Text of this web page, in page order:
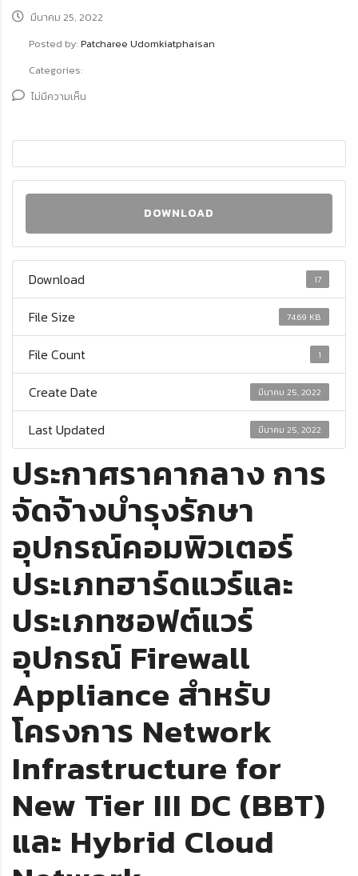
มีนาคม 25, 2022
Posted by:Patcharee Udomkiatphaisan
Categories:
ไม่มีความเห็น
DOWNLOAD
Download 17
File Size 74.69 KB
File Count 1
Create Date มีนาคม 25, 2022
Last Updated มีนาคม 25, 2022
ประกาศราคากลาง การ
จัดจ้างบำรุงรักษา
อุปกรณ์คอมพิวเตอร์
ประเภทฮาร์ดแวร์และ
ประเภทซอฟต์แวร์
อุปกรณ์ Firewall
Appliance สำหรับ
โครงการ Network
Infrastructure for
New Tier III DC (BBT)
และ Hybrid Cloud